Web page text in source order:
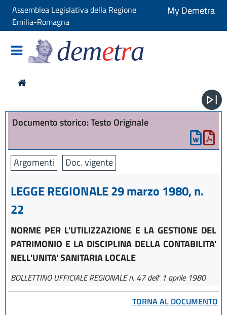
Assemblea Legislativa della Regione
Emilia-Romagna
My Demetra
demetra
Documento storico: Testo Originale
Argomenti Doc. vigente
LEGGE REGIONALE 29 marzo 1980, n.
22
NORME PER L'UTILIZZAZIONE E LA GESTIONE DEL
PATRIMONIO E LA DISCIPLINA DELLA CONTABILITA'
NELL'UNITA' SANITARIA LOCALE
BOLLETTINO UFFICIALE REGIONALE n. 47 dell' 1 aprile 1980
TORNA AL DOCUMENTO